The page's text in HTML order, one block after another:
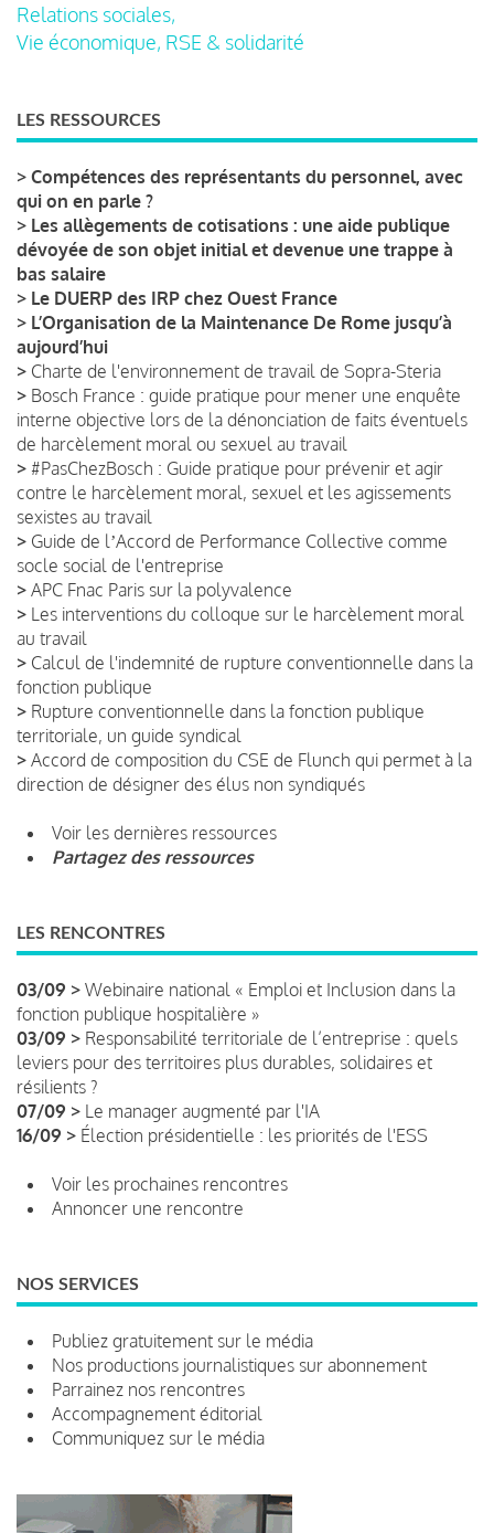
Relations sociales,
Vie économique, RSE & solidarité
LES RESSOURCES
> Compétences des représentants du personnel, avec
qui on en parle ?
> Les allègements de cotisations : une aide publique
dévoyée de son objet initial et devenue une trappe à
bas salaire
> Le DUERP des IRP chez Ouest France
> L’Organisation de la Maintenance De Rome jusqu’à
aujourd’hui
> Charte de l'environnement de travail de Sopra-Steria
> Bosch France : guide pratique pour mener une enquête
interne objective lors de la dénonciation de faits éventuels
de harcèlement moral ou sexuel au travail
> #PasChezBosch : Guide pratique pour prévenir et agir
contre le harcèlement moral, sexuel et les agissements
sexistes au travail
> Guide de lʼAccord de Performance Collective comme
socle social de l'entreprise
> APC Fnac Paris sur la polyvalence
> Les interventions du colloque sur le harcèlement moral
au travail
> Calcul de l'indemnité de rupture conventionnelle dans la
fonction publique
> Rupture conventionnelle dans la fonction publique
territoriale, un guide syndical
> Accord de composition du CSE de Flunch qui permet à la
direction de désigner des élus non syndiqués
Voir les dernières ressources
Partagez des ressources
LES RENCONTRES
03/09 > Webinaire national « Emploi et Inclusion dans la
fonction publique hospitalière »
03/09 > Responsabilité territoriale de l’entreprise : quels
leviers pour des territoires plus durables, solidaires et
résilients ?
07/09 > Le manager augmenté par l'IA
16/09 > Élection présidentielle : les priorités de l'ESS
Voir les prochaines rencontres
Annoncer une rencontre
NOS SERVICES
Publiez gratuitement sur le média
Nos productions journalistiques sur abonnement
Parrainez nos rencontres
Accompagnement éditorial
Communiquez sur le média